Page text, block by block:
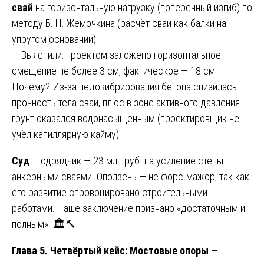
свай на горизонтальную нагрузку (поперечный изгиб) по
методу Б. Н. Жемочкина (расчёт сваи как балки на
упругом основании).
— Выяснили: проектом заложено горизонтальное
смещение не более 3 см, фактическое — 18 см.
Почему? Из-за недовибрирования бетона снизилась
прочность тела сваи, плюс в зоне активного давления
грунт оказался водонасыщенным (проектировщик не
учёл капиллярную кайму).
Суд: Подрядчик — 23 млн руб. на усиление стены
анкерными сваями. Оползень — не форс-мажор, так как
его развитие спровоцировано строительными
работами. Наше заключение признано «достаточным и
полным». 🏛️🔨
Глава 5. Четвёртый кейс: Мостовые опоры —